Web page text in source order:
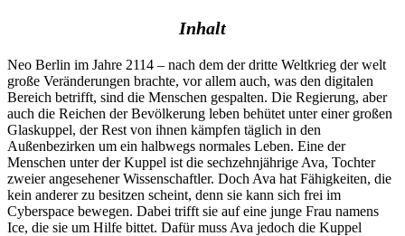
Inhalt
Neo Berlin im Jahre 2114 – nach dem der dritte Weltkrieg der welt
große Veränderungen brachte, vor allem auch, was den digitalen
Bereich betrifft, sind die Menschen gespalten. Die Regierung, aber
auch die Reichen der Bevölkerung leben behütet unter einer großen
Glaskuppel, der Rest von ihnen kämpfen täglich in den
Außenbezirken um ein halbwegs normales Leben. Eine der
Menschen unter der Kuppel ist die sechzehnjährige Ava, Tochter
zweier angesehener Wissenschaftler. Doch Ava hat Fähigkeiten, die
kein anderer zu besitzen scheint, denn sie kann sich frei im
Cyberspace bewegen. Dabei trifft sie auf eine junge Frau namens
Ice, die sie um Hilfe bittet. Dafür muss Ava jedoch die Kuppel